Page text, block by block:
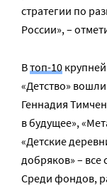
стратегии по
России», –
Втоп-10
«Детство»
Геннадия
в будущее»,
«Детские
добряков» – все
Среди фондов,